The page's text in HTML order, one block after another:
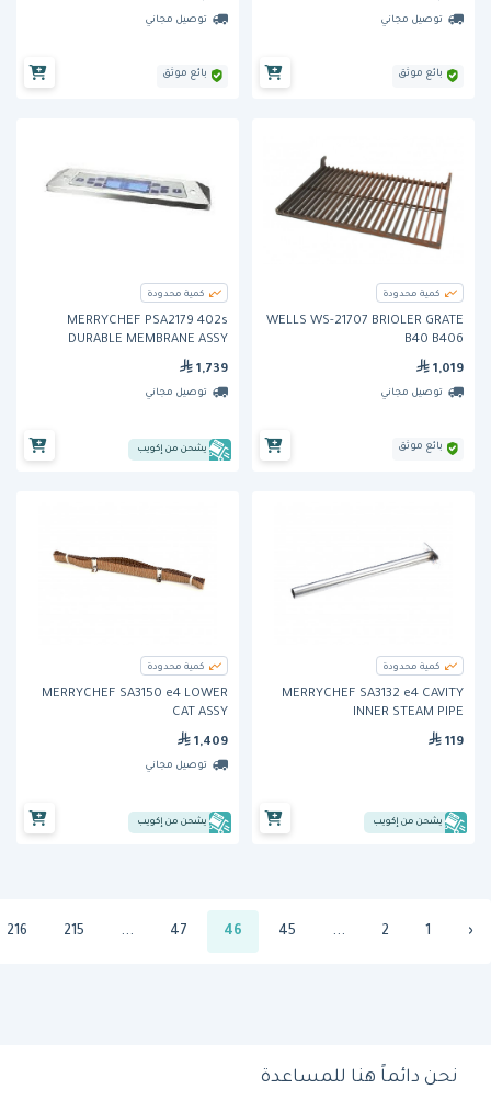
توصيل مجاني
بائع موثق
توصيل مجاني
بائع موثق
كمية محدودة
WELLS WS-21707 BRIOLER GRATE
B40 B406
1,019
توصيل مجاني
بائع موثق
كمية محدودة
MERRYCHEF PSA2179 402s
DURABLE MEMBRANE ASSY
1,739
توصيل مجاني
يشحن من إكويب
كمية محدودة
MERRYCHEF SA3132 e4 CAVITY
INNER STEAM PIPE
119
يشحن من إكويب
كمية محدودة
MERRYCHEF SA3150 e4 LOWER
CAT ASSY
1,409
توصيل مجاني
يشحن من إكويب
‹
1
2
...
45
46
47
...
215
216
نحن دائماً هنا للمساعدة